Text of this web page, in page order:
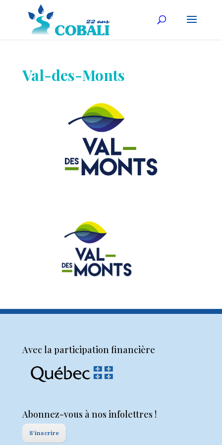
Val-des-Monts
Avec la participation financière
Abonnez-vous à nos infolettres !
S'inscrire